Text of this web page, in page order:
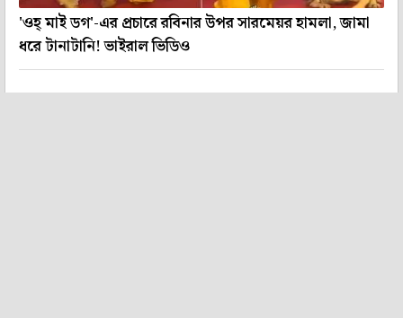
'ওহ্ মাই ডগ'-এর প্রচারে রবিনার উপর সারমেয়র হামলা, জামা
ধরে টানাটানি! ভাইরাল ভিডিও